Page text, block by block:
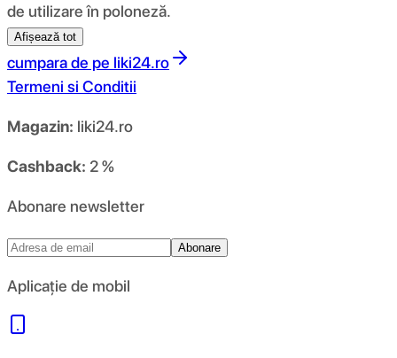
de utilizare în poloneză.
Afișează tot
cumpara de pe liki24.ro
Termeni si Conditii
Magazin: liki24.ro
Cashback: 2 %
Abonare newsletter
Abonare
Aplicație de mobil